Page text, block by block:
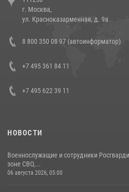
14 июля 2026, 12:20
В Росгвардии прошла военно-научная
боевого опыта
г. Москва,
ул. Красноказарменная, д. 9а
8 800 350 08 97 (автоинформатор)
+7 495 361 84 11
+7 495 622 39 11
НОВОСТИ
Военнослужащие и сотрудники
зоне СВО,...
06 августа 2026, 05:00